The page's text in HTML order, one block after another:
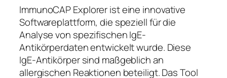
ImmunoCAP Explorer ist eine innovative
Softwareplattform, die speziell für die
Analyse von spezifischen IgE-
Antikörperdaten entwickelt wurde. Diese
IgE-Antikörper sind maßgeblich an
allergischen Reaktionen beteiligt. Das Tool